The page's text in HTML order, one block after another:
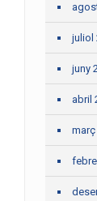
juliol
juny
abril
març